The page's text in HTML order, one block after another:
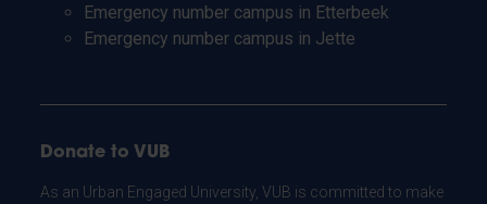
Emergency number campus in Etterbeek
Emergency number campus in Jette
Donate to VUB
As an Urban Engaged University, VUB is committed to make